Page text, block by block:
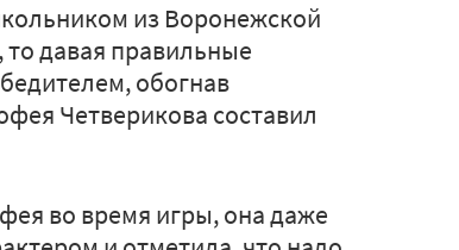
из Воронежской
давая правильные
обогнав
Четверикова составил
во время игры, она даже